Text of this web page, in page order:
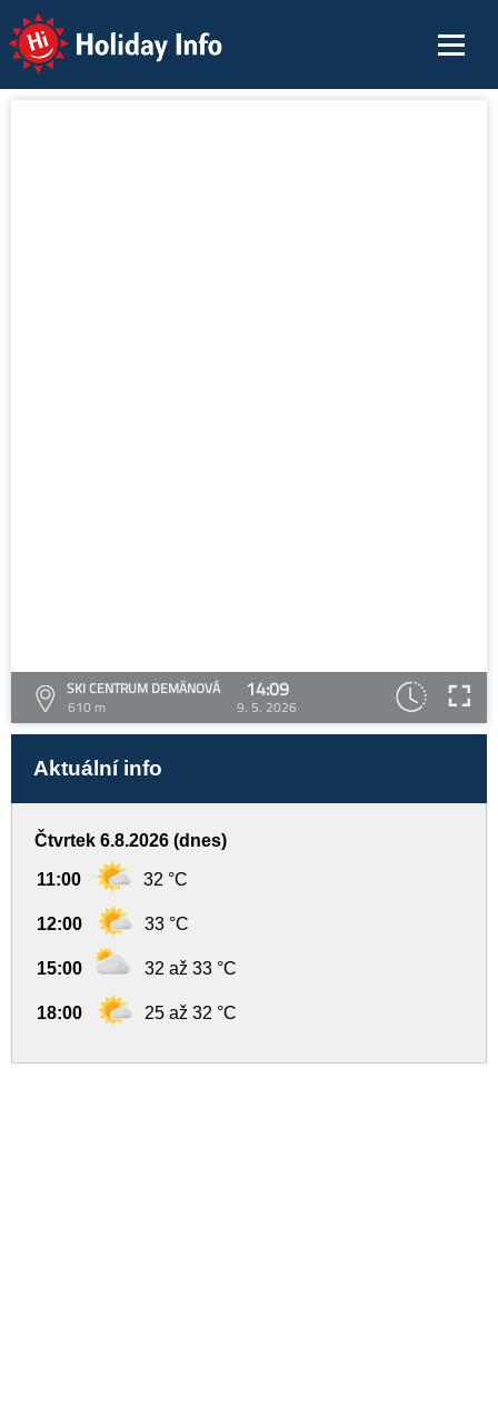
Holiday Info
SKI CENTRUM DEMÄNOVÁ
610 m
14:09
9. 5. 2026
Aktuální info
Čtvrtek 6.8.2026 (dnes)
11:00 32 °C
12:00 33 °C
15:00 32 až 33 °C
18:00 25 až 32 °C